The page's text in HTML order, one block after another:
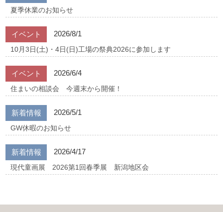
夏季休業のお知らせ
イベント 2026/8/1
10月3日(土)・4日(日)工場の祭典2026に参加します
イベント 2026/6/4
住まいの相談会 今週末から開催！
新着情報 2026/5/1
GW休暇のお知らせ
新着情報 2026/4/17
現代童画展 2026第1回春季展 新潟地区会